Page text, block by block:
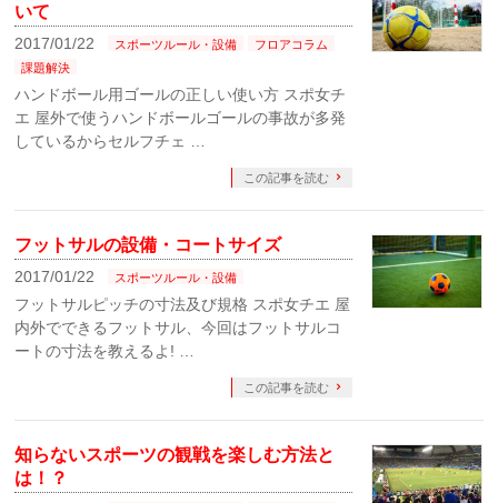
いて
2017/01/22 スポーツルール・設備
フロアコラム
課題解決
ハンドボール用ゴールの正しい使い方 スポ女チ
エ 屋外で使うハンドボールゴールの事故が多発
しているからセルフチェ …
この記事を読む
フットサルの設備・コートサイズ
2017/01/22 スポーツルール・設備
フットサルピッチの寸法及び規格 スポ女チエ 屋
内外でできるフットサル、今回はフットサルコ
ートの寸法を教えるよ! …
この記事を読む
知らないスポーツの観戦を楽しむ方法と
は！？